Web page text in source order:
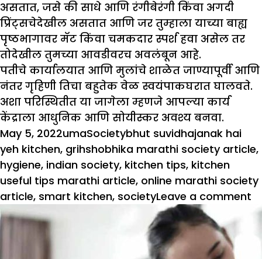
असतात, जसे की साधे आणि रंगीबेरंगी किंवा अगदी
प्रिंट्सचेदेखील असतात आणि जर तुम्हाला याच्या बाह्य
पृष्ठभागावर मॅट किंवा चमकदार स्पर्श हवा असेल तर
तोदेखील तुमच्या आवडीवरच अवलंबून आहे.
पतीचे कार्यालयात आणि मुलांचे शाळेत जाण्यापूर्वी आणि
नंतर गृहिणी तिचा बहुतेक वेळ स्वयंपाकघरात घालवते.
अशा परिस्थितीत या जागेला म्हणजे आपल्या कार्य
केंद्राला आधुनिक आणि सोयीस्कर अवश्य बनवा.
Posted
on
May 5, 2022Author
umaCategories
SocietyTags
bhut suvidhajanak hai
yeh kitchen, grihshobhika marathi society article,
hygiene, indian society, kitchen tips, kitchen
useful tips marathi article, online marathi society
article, smart kitchen, societyLeave a comment
हे